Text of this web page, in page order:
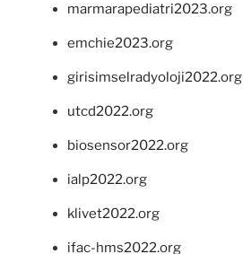
marmarapediatri2023.org
emchie2023.org
girisimselradyoloji2022.org
utcd2022.org
biosensor2022.org
ialp2022.org
klivet2022.org
ifac-hms2022.org